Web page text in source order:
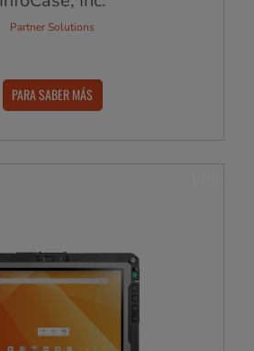
Partner Solutions
PARA SABER MÁS